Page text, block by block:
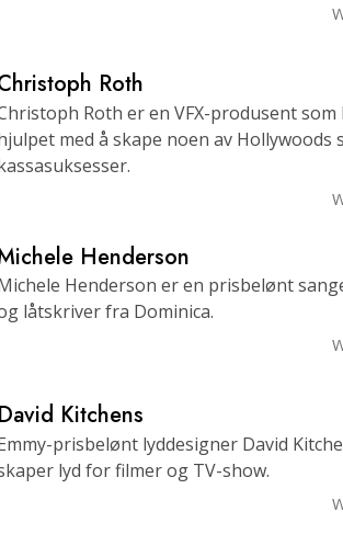
Roth
Roth er en VFX-produsent som
med å skape noen av Hollywoods
Henderson
Henderson er en prisbelønt
låtskriver fra Dominica.
David Kitchens
prisbelønt lyddesigner David
lyd for filmer og TV-show.